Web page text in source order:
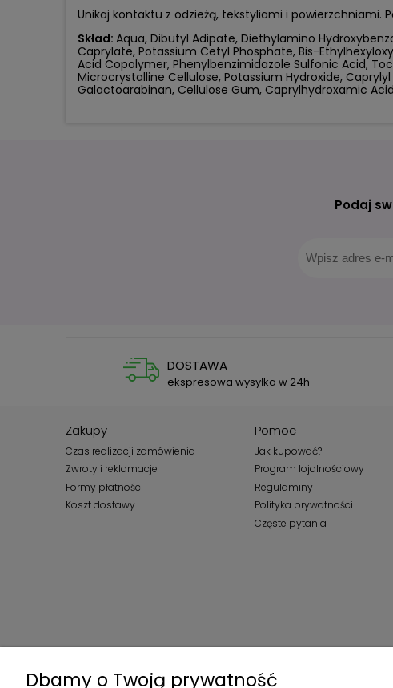
Unikaj kontaktu z odzieżą, tekstyliami i powierzchniami.
Skład: Aqua, Dibutyl Adipate, Diethylamino
Caprylate, Potassium Cetyl Phosphate, Bis-
Acid Copolymer, Phenylbenzimidazole Sulfonic Acid,
Microcrystalline Cellulose, Potassium Hydroxide,
Galactoarabinan, Cellulose Gum, Caprylhydroxamic
Podaj
DOSTAWA
ekspresowa wysyłka w 24h
Zakupy
Czas realizacji zamówienia
Zwroty i reklamacje
Formy płatności
Koszt dostawy
Pomoc
Jak kupować?
Program lojalnościowy
Regulaminy
Polityka prywatności
Częste pytania
Dbamy o Twoją prywatność